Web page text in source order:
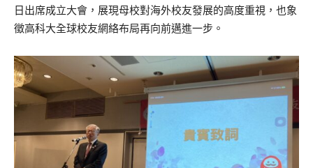
日出席成立大會，展現母校對海外校友發展的高度重視，也象
徵高科大全球校友網絡布局再向前邁進一步。